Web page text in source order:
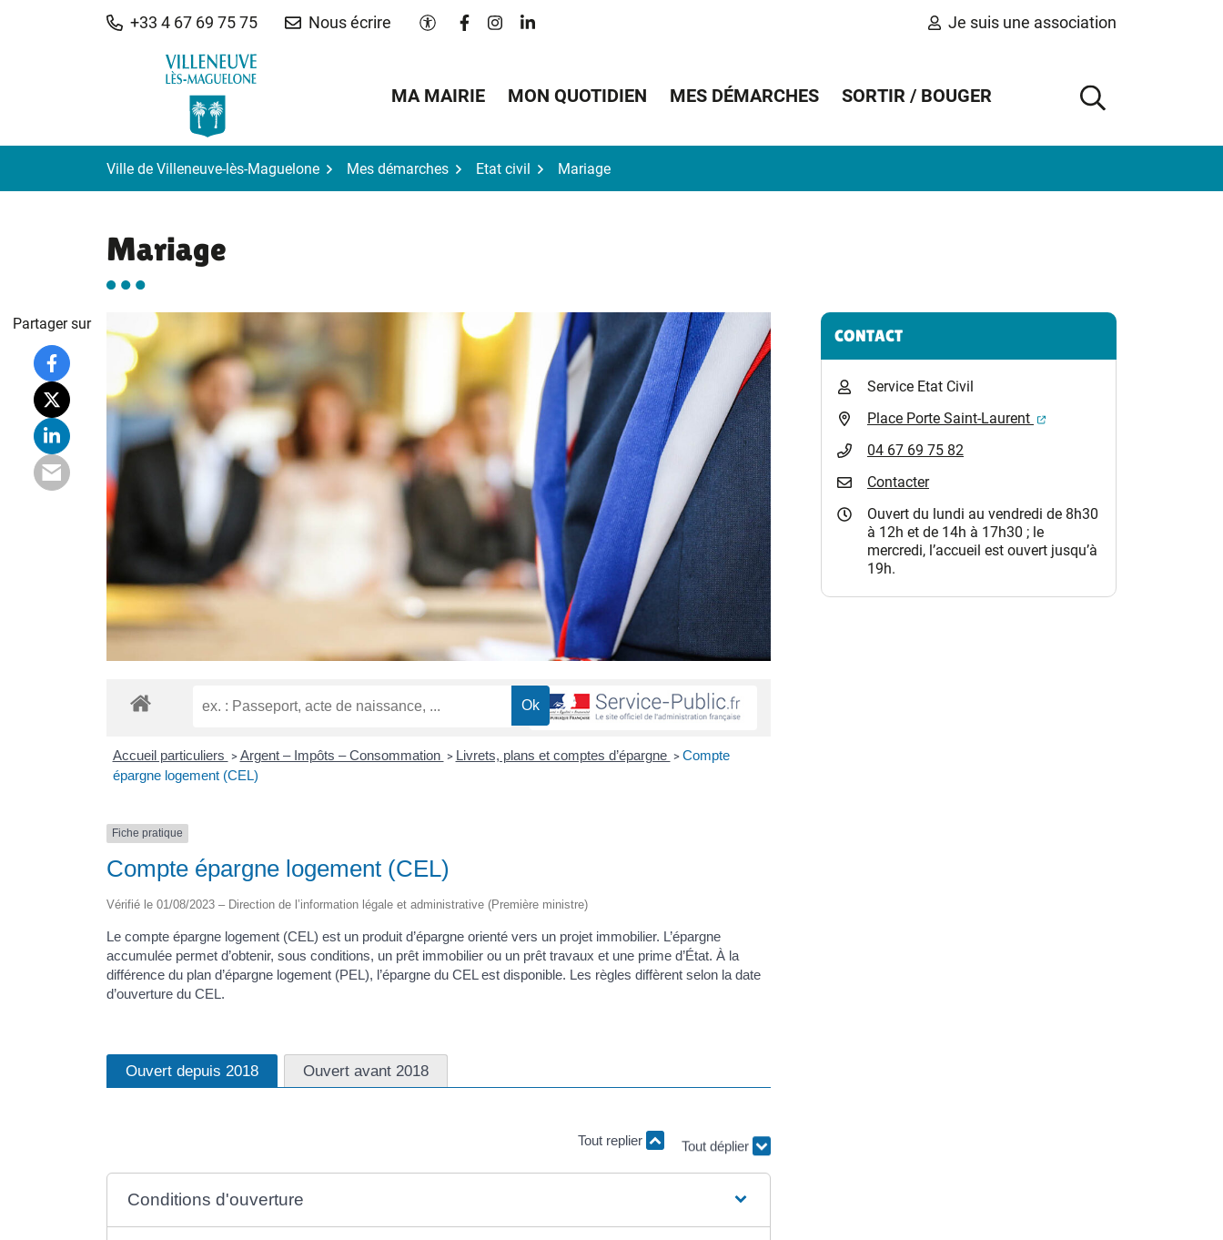
+33 4 67 69 75 75 Nous écrire Paramètres d'accessibilité
Lien vers le compte Facebook
Lien vers le compte Instagram
Lien vers le compte Linkedin Je suis une association
MA MAIRIE MON QUOTIDIEN MES DÉMARCHES SORTIR / BOUGER
AFFICHER
Ville de Villeneuve-lès-Maguelone Mes démarches Etat civil Mariage
Mariage
Accueil particuliers > Argent – Impôts – Consommation > Livrets, plans et comptes d’épargne > Compte
épargne logement (CEL)
Fiche pratique
Compte épargne logement (CEL)
Vérifié le 01/08/2023 – Direction de l’information légale et administrative (Première ministre)
Le compte épargne logement (CEL) est un produit d’épargne orienté vers un projet immobilier. L’épargne
accumulée permet d’obtenir, sous conditions, un prêt immobilier ou un prêt travaux et une prime d’État. À la
différence du plan d’épargne logement (PEL), l’épargne du CEL est disponible. Les règles diffèrent selon la date
d’ouverture du CEL.
Ouvert depuis 2018 Ouvert avant 2018
Tout replier
Tout déplier
Conditions d'ouverture
Partager sur Informations complémentaires
CONTACT
Service Etat Civil
Place Porte Saint-Laurent
(ouverture dans un nouvel
04 67 69 75 82
Contacter
Ouvert du lundi au vendredi de 8h30
à 12h et de 14h à 17h30 ; le
mercredi, l’accueil est ouvert jusqu’à
19h.